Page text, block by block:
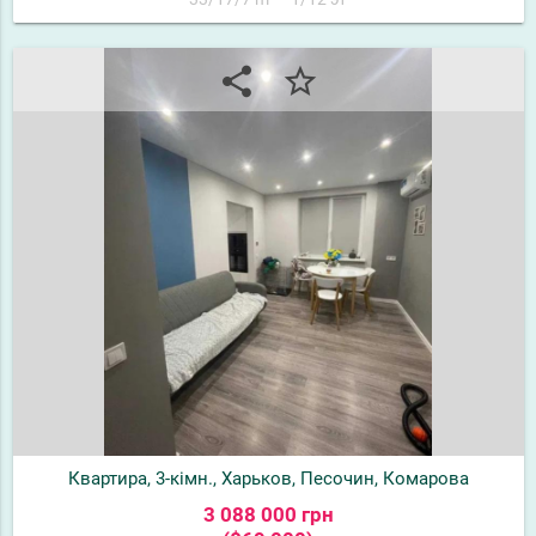
share star_border
Квартира, 3-кімн., Харьков, Песочин, Комарова
3 088 000 грн